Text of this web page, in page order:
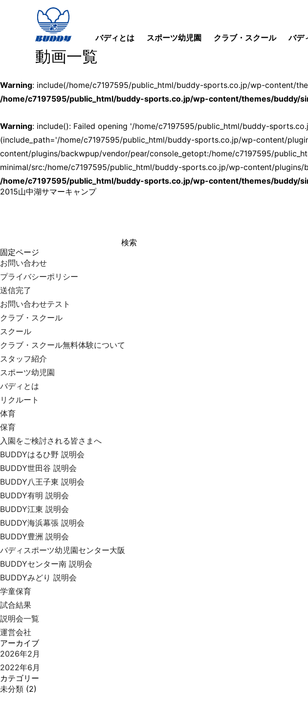
バディとは スポーツ幼児園 クラブ・スクール バデ
動画一覧
Warning: include(/home/c7197595/public_html/buddy-sports.co.jp/wp-content/
/home/c7197595/public_html/buddy-sports.co.jp/wp-content/themes/buddy/
Warning: include(): Failed opening '/home/c7197595/public_html/buddy-
(include_path='/home/c7197595/public_html/buddy-sports.co.jp/wp-content/
content/plugins/backwpup/vendor/pear/console_getopt:/home/c7197595/
minimal/src:/home/c7197595/public_html/buddy-sports.co.jp/wp-content/
/home/c7197595/public_html/buddy-sports.co.jp/wp-content/themes/buddy/
2015山中湖サマーキャンプ
索:
固定ページ
お問い合わせ
プライバシーポリシー
送信完了
お問い合わせテスト
クラブ・スクール
スクール
クラブ・スクール無料体験について
スタッフ紹介
スポーツ幼児園
バディとは
リクルート
体育
保育
入園をご検討される皆さまへ
BUDDYはるひ野 説明会
BUDDY世田谷 説明会
BUDDY八王子東 説明会
BUDDY有明 説明会
BUDDY江東 説明会
BUDDY海浜幕張 説明会
BUDDY豊洲 説明会
バディスポーツ幼児園センター大阪
BUDDYセンター南 説明会
BUDDYみどり 説明会
学童保育
試合結果
説明会一覧
運営会社
アーカイブ
2026年2月
2022年6月
カテゴリー
未分類 (2)